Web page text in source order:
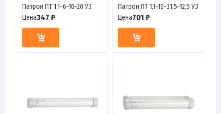
Патрон ПТ 1,1-6-10-20 У3
Цена347 ₽
Патрон ПТ 1,1-10-31,5-12,5 У3
Цена701 ₽